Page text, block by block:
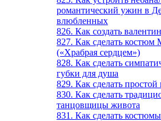
романтический ужин в
влюбленных
826. Как создать
827. Как сделать костюм
(«Храбрая сердцем»)
828. Как сделать
губки для душа
829. Как сделать
830. Как сделать
танцовщицы живота
831. Как сделать